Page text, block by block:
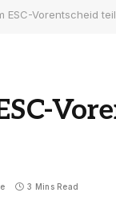
ESC-Vorentscheid
3 Mins Read